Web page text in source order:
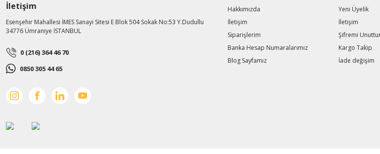
İletişim
Esenşehir Mahallesi İMES Sanayi Sitesi E Blok 504 Sokak No:53 Y.Dudullu
34776 Ümraniye İSTANBUL
0 (216) 364 46 70
0850 305 44 65
Hakkımızda
İletişim
Siparişlerim
Banka Hesap Numaralarımız
Blog Sayfamız
Yeni Üyelik
İletişim
Şifremi
Kargo Takip
İade değişim